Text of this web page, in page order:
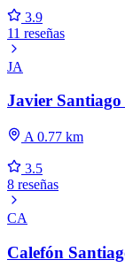
3.9
11 reseñas
JA
Javier
A 0.77 km
3.5
8 reseñas
CA
Calefón